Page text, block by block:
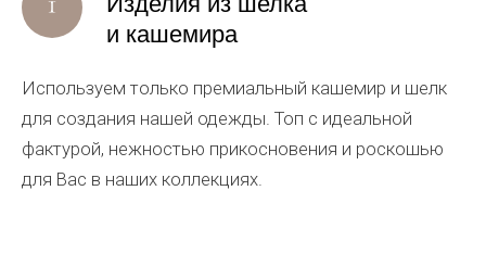
Ознакомьтесь с каталогом шелковых и
кашемировых изделий
Сashmere мы предлагаем изделия для женского
кашемира, юбки,брюки,женственные платья,
как классических темных и светлых оттенков:
черных и белых, синих и бежевых, так и ярких